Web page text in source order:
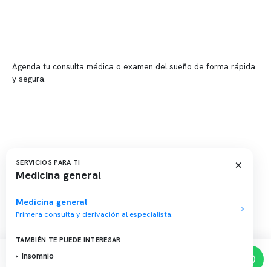
Agenda tu consulta médica o examen del sueño de forma rápida
y segura.
Copyright 2026 · Clínica Somno. Todos los derechos reservados.
SERVICIOS PARA TI
Medicina general
×
Medicina general
Primera consulta y derivación al especialista.
TAMBIÉN TE PUEDE INTERESAR
Insomnio